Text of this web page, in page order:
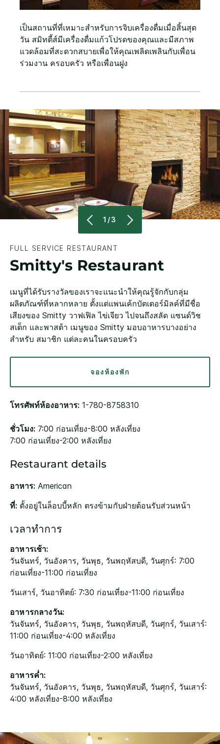
เป็นสถานที่ที่เหมาะสำหรับการจิบเครื่องดื่มเมื่อสิ้นสุด
วัน สมิทตี้ส์มีเครื่องดื่มแก้วโปรดของคุณและมีสภาพ
แวดล้อมที่สะดวกสบายเพื่อให้คุณเพลิดเพลินกับเพื่อน
ร่วมงาน ครอบครัว หรือเพื่อนฝูง
1/3
FULL SERVICE RESTAURANT
Smitty's Restaurant
เมนูที่ได้รับรางวัลของเราจะแนะนำให้คุณรู้จักกับกลุ่ม
ผลิตภัณฑ์ที่หลากหลาย ตั้งแต่แพนเค้กบัตเตอร์มิลค์ที่มีชื่อ
เสียงของ Smitty วาฟเฟิล ไข่เจียว ไปจนถึงสลัด แซนด์วิช
สเต็ก และพาสต้า เมนูของ Smitty มอบอาหารบางอย่าง
สำหรับ สมาชิก แต่ละคนในครอบครัว
จองห้องพัก
โทรศัพท์ห้องอาหาร: 1-780-8758310
ชั่วโมง: 7:00 ก่อนเที่ยง-8:00 หลังเที่ยง
7:00 ก่อนเที่ยง-2:00 หลังเที่ยง
Restaurant details
อาหาร: American
ที่: ตั้งอยู่ในล็อบบี้หลัก ตรงข้ามกับฝ่ายต้อนรับส่วนหน้า
เวลาทำการ
อาหารเช้า:
วันจันทร์, วันอังคาร, วันพุธ, วันพฤหัสบดี, วันศุกร์: 7:00
ก่อนเที่ยง-11:00 ก่อนเที่ยง
วันเสาร์, วันอาทิตย์: 7:30 ก่อนเที่ยง-11:00 ก่อนเที่ยง
อาหารกลางวัน:
วันจันทร์, วันอังคาร, วันพุธ, วันพฤหัสบดี, วันศุกร์, วันเสาร์:
11:00 ก่อนเที่ยง-4:00 หลังเที่ยง
วันอาทิตย์: 11:00 ก่อนเที่ยง-2:00 หลังเที่ยง
อาหารค่ำ:
วันจันทร์, วันอังคาร, วันพุธ, วันพฤหัสบดี, วันศุกร์, วันเสาร์:
4:00 หลังเที่ยง-8:00 หลังเที่ยง